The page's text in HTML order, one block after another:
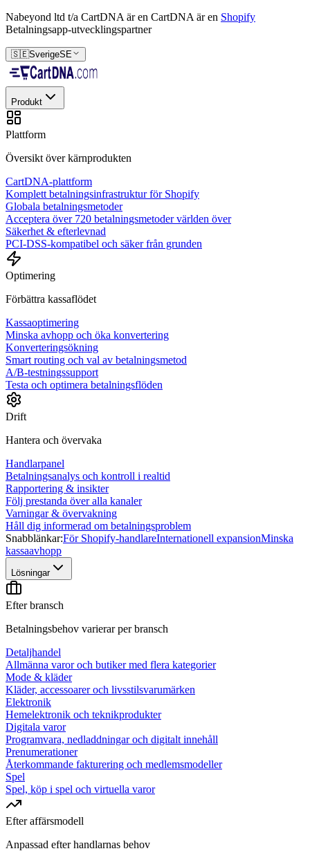
Nabeyond ltd t/a CartDNA är en CartDNA är en Shopify
Betalningsapp-utvecklingspartner
🇸🇪SverigeSE
Produkt
Plattform
Översikt över kärnprodukten
CartDNA-plattform
Komplett betalningsinfrastruktur för Shopify
Globala betalningsmetoder
Acceptera över 720 betalningsmetoder världen över
Säkerhet & efterlevnad
PCI-DSS-kompatibel och säker från grunden
Optimering
Förbättra kassaflödet
Kassaoptimering
Minska avhopp och öka konvertering
Konverteringsökning
Smart routing och val av betalningsmetod
A/B-testningssupport
Testa och optimera betalningsflöden
Drift
Hantera och övervaka
Handlarpanel
Betalningsanalys och kontroll i realtid
Rapportering & insikter
Följ prestanda över alla kanaler
Varningar & övervakning
Håll dig informerad om betalningsproblem
Snabblänkar:För Shopify-handlareInternationell expansionMinska
kassaavhopp
Lösningar
Efter bransch
Betalningsbehov varierar per bransch
Detaljhandel
Allmänna varor och butiker med flera kategorier
Mode & kläder
Kläder, accessoarer och livsstilsvarumärken
Elektronik
Hemelektronik och teknikprodukter
Digitala varor
Programvara, nedladdningar och digitalt innehåll
Prenumerationer
Återkommande fakturering och medlemsmodeller
Spel
Spel, köp i spel och virtuella varor
Efter affärsmodell
Anpassad efter handlarnas behov